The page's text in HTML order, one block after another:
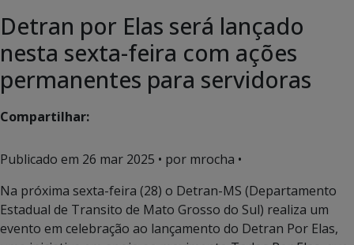
Detran por Elas será lançado
nesta sexta-feira com ações
permanentes para servidoras
Compartilhar:
Publicado em 26 mar 2025 • por mrocha •
Na próxima sexta-feira (28) o Detran-MS (Departamento
Estadual de Transito de Mato Grosso do Sul) realiza um
evento em celebração ao lançamento do Detran Por Elas,